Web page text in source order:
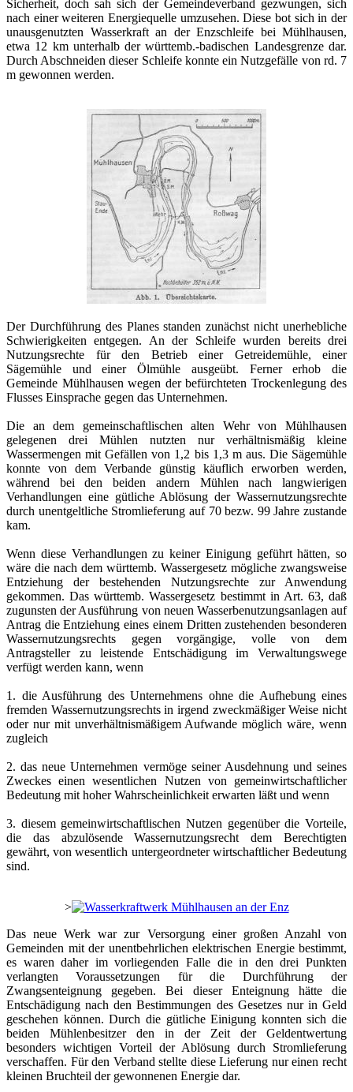
Sicherheit, doch sah sich der Gemeindeverband gezwungen, sich
nach einer weiteren Energiequelle umzusehen. Diese bot sich in der
unausgenutzten Wasserkraft an der Enzschleife bei Mühlhausen,
etwa 12 km unterhalb der württemb.-badischen Landesgrenze dar.
Durch Abschneiden dieser Schleife konnte ein Nutzgefälle von rd. 7
m gewonnen werden.
Der Durchführung des Planes standen zunächst nicht unerhebliche
Schwierigkeiten entgegen. An der Schleife wurden bereits drei
Nutzungsrechte für den Betrieb einer Getreidemühle, einer
Sägemühle und einer Ölmühle ausgeübt. Ferner erhob die
Gemeinde Mühlhausen wegen der befürchteten Trockenlegung des
Flusses Einsprache gegen das Unternehmen.
Die an dem gemeinschaftlischen alten Wehr von Mühlhausen
gelegenen drei Mühlen nutzten nur verhältnismäßig kleine
Wassermengen mit Gefällen von 1,2 bis 1,3 m aus. Die Sägemühle
konnte von dem Verbande günstig käuflich erworben werden,
während bei den beiden andern Mühlen nach langwierigen
Verhandlungen eine gütliche Ablösung der Wassernutzungsrechte
durch unentgeltliche Stromlieferung auf 70 bezw. 99 Jahre zustande
kam.
Wenn diese Verhandlungen zu keiner Einigung geführt hätten, so
wäre die nach dem württemb. Wassergesetz mögliche zwangsweise
Entziehung der bestehenden Nutzungsrechte zur Anwendung
gekommen. Das württemb. Wassergesetz bestimmt in Art. 63, daß
zugunsten der Ausführung von neuen Wasserbenutzungsanlagen auf
Antrag die Entziehung eines einem Dritten zustehenden besonderen
Wassernutzungsrechts gegen vorgängige, volle von dem
Antragsteller zu leistende Entschädigung im Verwaltungswege
verfügt werden kann, wenn
1. die Ausführung des Unternehmens ohne die Aufhebung eines
fremden Wassernutzungsrechts in irgend zweckmäßiger Weise nicht
oder nur mit unverhältnismäßigem Aufwande möglich wäre, wenn
zugleich
2. das neue Unternehmen vermöge seiner Ausdehnung und seines
Zweckes einen wesentlichen Nutzen von gemeinwirtschaftlicher
Bedeutung mit hoher Wahrscheinlichkeit erwarten läßt und wenn
3. diesem gemeinwirtschaftlischen Nutzen gegenüber die Vorteile,
die das abzulösende Wassernutzungsrecht dem Berechtigten
gewährt, von wesentlich untergeordneter wirtschaftlicher Bedeutung
sind.
>
Das neue Werk war zur Versorgung einer großen Anzahl von
Gemeinden mit der unentbehrlichen elektrischen Energie bestimmt,
es waren daher im vorliegenden Falle die in den drei Punkten
verlangten Voraussetzungen für die Durchführung der
Zwangsenteignung gegeben. Bei dieser Enteignung hätte die
Entschädigung nach den Bestimmungen des Gesetzes nur in Geld
geschehen können. Durch die gütliche Einigung konnten sich die
beiden Mühlenbesitzer den in der Zeit der Geldentwertung
besonders wichtigen Vorteil der Ablösung durch Stromlieferung
verschaffen. Für den Verband stellte diese Lieferung nur einen recht
kleinen Bruchteil der gewonnenen Energie dar.